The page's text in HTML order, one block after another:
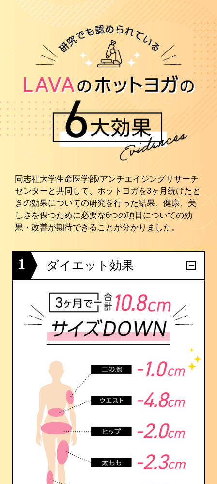
同志社大学生命医学部/アンチエイジングリサーチ
センターと共同して、ホットヨガを3ヶ月続けたと
きの効果についての研究を行った結果、健康、美
しさを保つために必要な6つの項目についての効
果・改善が期待できることが分かりました。
1 ダイエット効果